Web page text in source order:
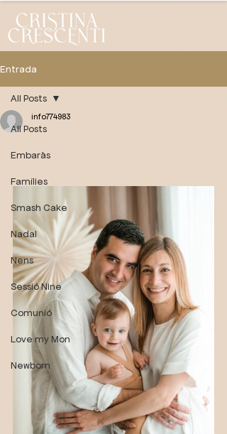
Entrada
All Posts
Embaràs
Famílies
Smash Cake
Nadal
Nens
Sessió Nine
Comunió
Love my Mon
Newborn
All Posts
info774983